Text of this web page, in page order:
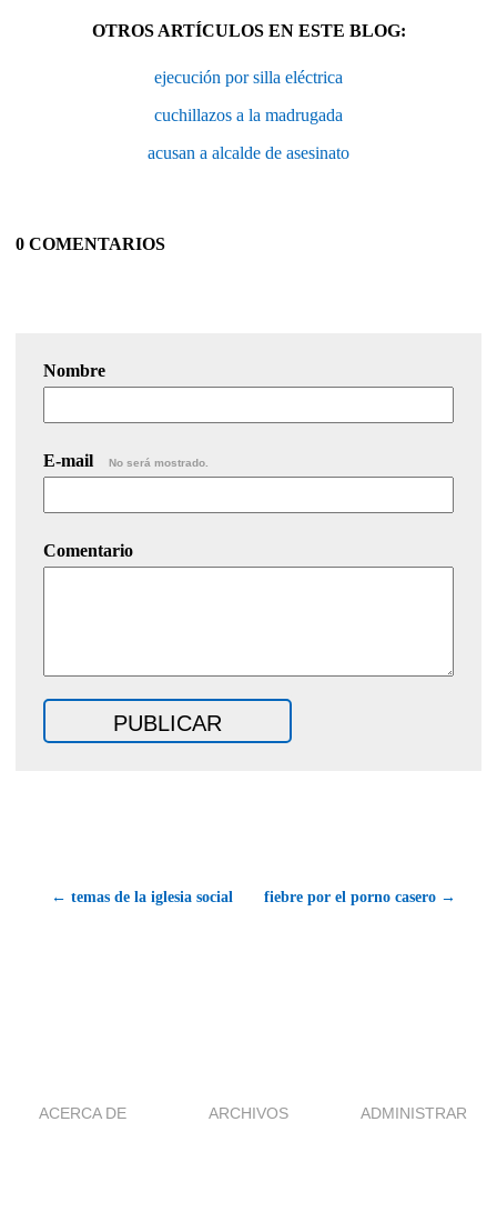
OTROS ARTÍCULOS EN ESTE BLOG:
ejecución por silla eléctrica
cuchillazos a la madrugada
acusan a alcalde de asesinato
0 COMENTARIOS
Nombre
E-mail No será mostrado.
Comentario
← temas de la iglesia social fiebre por el porno casero →
ACERCA DE ARCHIVOS ADMINISTRAR